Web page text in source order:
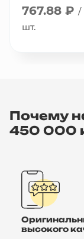
767.88 ₽ /
шт.
Почему
450 000
высокого